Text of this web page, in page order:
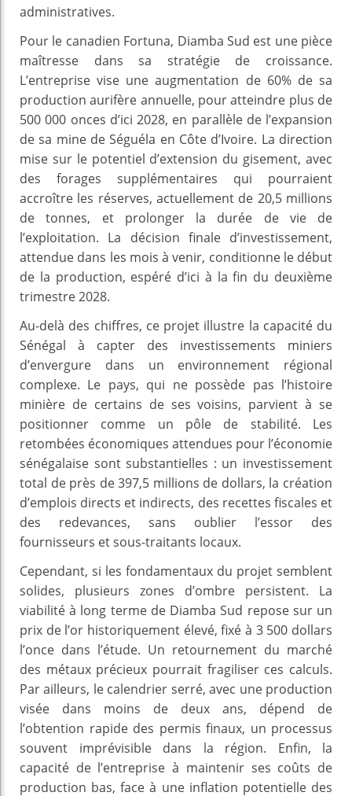
administratives.
Pour le canadien Fortuna, Diamba Sud est une pièce
maîtresse dans sa stratégie de croissance.
L’entreprise vise une augmentation de 60% de sa
production aurifère annuelle, pour atteindre plus de
500 000 onces d’ici 2028, en parallèle de l’expansion
de sa mine de Séguéla en Côte d’Ivoire. La direction
mise sur le potentiel d’extension du gisement, avec
des forages supplémentaires qui pourraient
accroître les réserves, actuellement de 20,5 millions
de tonnes, et prolonger la durée de vie de
l’exploitation. La décision finale d’investissement,
attendue dans les mois à venir, conditionne le début
de la production, espéré d’ici à la fin du deuxième
trimestre 2028.
Au-delà des chiffres, ce projet illustre la capacité du
Sénégal à capter des investissements miniers
d’envergure dans un environnement régional
complexe. Le pays, qui ne possède pas l’histoire
minière de certains de ses voisins, parvient à se
positionner comme un pôle de stabilité. Les
retombées économiques attendues pour l’économie
sénégalaise sont substantielles : un investissement
total de près de 397,5 millions de dollars, la création
d’emplois directs et indirects, des recettes fiscales et
des redevances, sans oublier l’essor des
fournisseurs et sous-traitants locaux.
Cependant, si les fondamentaux du projet semblent
solides, plusieurs zones d’ombre persistent. La
viabilité à long terme de Diamba Sud repose sur un
prix de l’or historiquement élevé, fixé à 3 500 dollars
l’once dans l’étude. Un retournement du marché
des métaux précieux pourrait fragiliser ces calculs.
Par ailleurs, le calendrier serré, avec une production
visée dans moins de deux ans, dépend de
l’obtention rapide des permis finaux, un processus
souvent imprévisible dans la région. Enfin, la
capacité de l’entreprise à maintenir ses coûts de
production bas, face à une inflation potentielle des